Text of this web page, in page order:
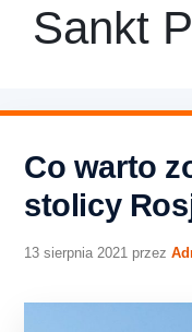
Sankt
Co warto
stolicy
13 sierpnia 2021 przez